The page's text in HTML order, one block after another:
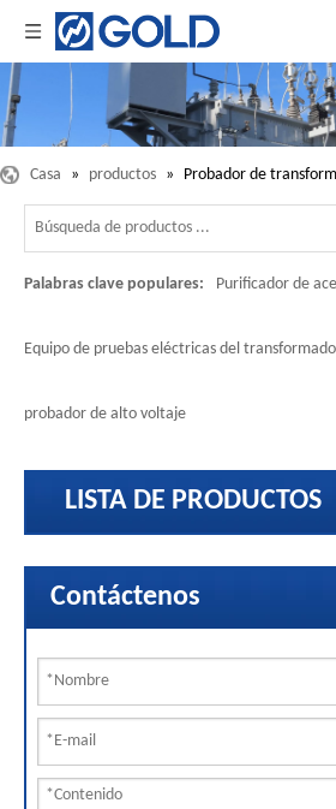
Casa » productos » Probador de
Palabras clave populares: Purificador de
Equipo de pruebas eléctricas del
probador de alto voltaje
LISTA DE PRODUCTOS
Contáctenos